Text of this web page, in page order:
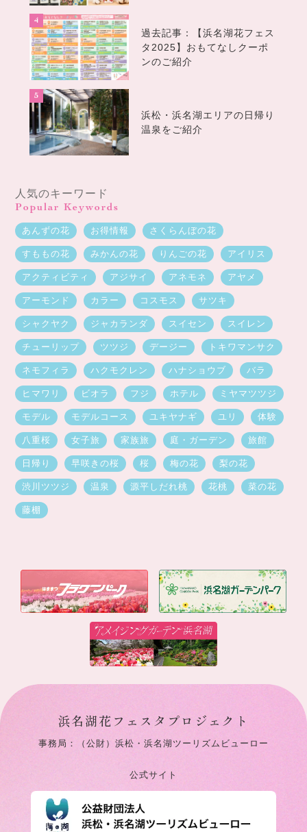
過去記事：【浜名湖花フェス
タ2025】おもてなしクーポ
ンのご紹介
浜松・浜名湖エリアの日帰り
温泉をご紹介
人気のキーワード
Popular Keywords
あんずの花 お得情報 さくらんぼの花
すももの花 みかんの花 りんごの花 アイリス
アクティビティ アジサイ アネモネ アヤメ
アーモンド カラー コスモス サツキ
シャクヤク ジャカランダ スイセン スイレン
チューリップ ツツジ デージー トキワマンサク
ネモフィラ ハクモクレン ハナショウブ バラ
ヒマワリ ビオラ フジ ホテル ミヤマツツジ
モデル モデルコース ユキヤナギ ユリ 体験
八重桜 女子旅 家族旅 庭・ガーデン 旅館
日帰り 早咲きの桜 桜 梅の花 梨の花
渋川ツツジ 温泉 源平しだれ桃 花桃 菜の花
藤棚
浜名湖花フェスタプロジェクト
事務局：（公財）浜松・浜名湖ツーリズムビューロー
公式サイト